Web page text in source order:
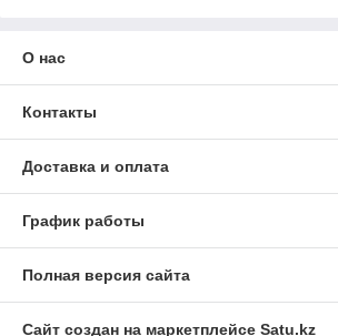
О нас
Контакты
Доставка и оплата
График работы
Полная версия сайта
Сайт создан на маркетплейсе Satu.kz